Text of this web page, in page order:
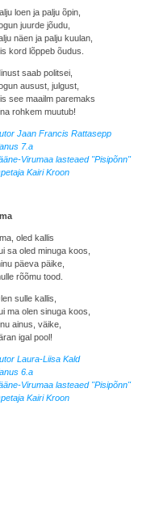
loen ja palju õpin,
juurde jõudu,
näen ja palju kuulan,
kord lõppeb õudus.
saab politsei,
ausust, julgust,
see maailm paremaks
rohkem muutub!
Jaan Francis Rattasepp
7.a
Virumaa lasteaed "Pisipõnn"
Kairi Kroon
oled kallis
sa oled minuga koos,
päeva päike,
rõõmu tood.
sulle kallis,
ma olen sinuga koos,
ainus, väike,
igal pool!
Laura-Liisa Kald
6.a
Virumaa lasteaed "Pisipõnn"
Kairi Kroon